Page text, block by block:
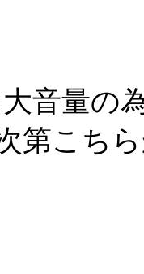
音量の
第こち